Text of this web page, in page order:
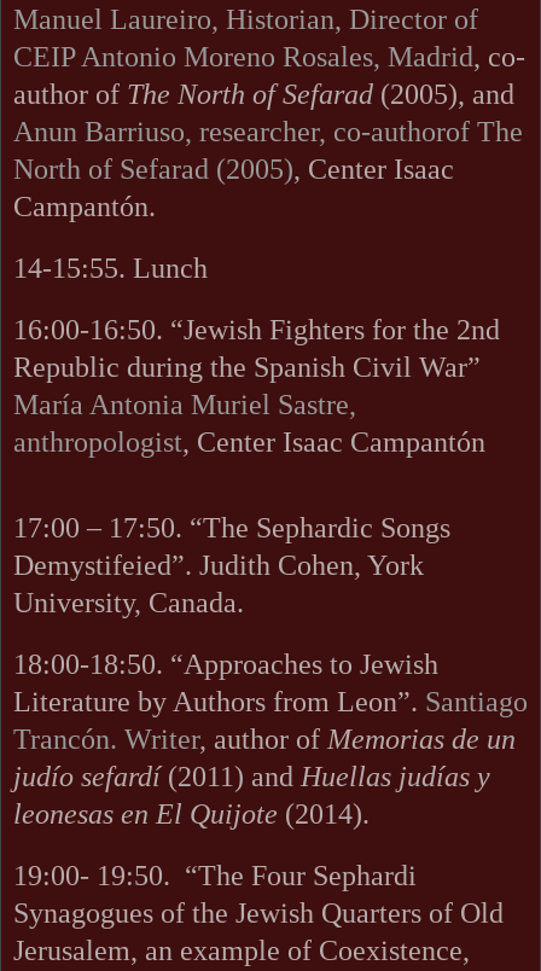
Manuel Laureiro, Historian, Director of
CEIP Antonio Moreno Rosales, Madrid, co-
author of The North of Sefarad (2005), and
Anun Barriuso, researcher, co-authorof The
North of Sefarad (2005), Center Isaac
Campantón.
14-15:55. Lunch
16:00-16:50. “Jewish Fighters for the 2nd
Republic during the Spanish Civil War”
María Antonia Muriel Sastre,
anthropologist, Center Isaac Campantón
17:00 – 17:50. “The Sephardic Songs
Demystifeied”. Judith Cohen, York
University, Canada.
18:00-18:50. “Approaches to Jewish
Literature by Authors from Leon”. Santiago
Trancón. Writer, author of Memorias de un
judío sefardí(2011) and Huellas judías y
leonesas en El Quijote (2014).
19:00- 19:50. “The Four Sephardi
Synagogues of the Jewish Quarters of Old
Jerusalem, an example of Coexistence,